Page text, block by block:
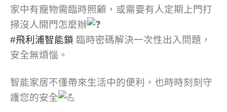
家中有寵物需臨時照顧，或需要有人定期上門打
掃沒人開門怎麼辦
#飛利浦智能鎖 臨時密碼解決一次性出入問題，
安全無煩惱。
智能家居不僅帶來生活中的便利，也時時刻刻守
護您的安全